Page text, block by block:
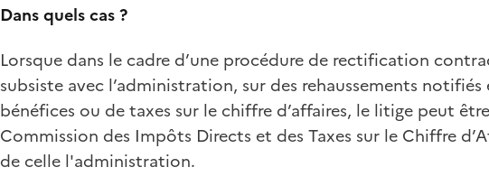
Dans quels cas ?
Lorsque dans le cadre d’une procédure de rectification
subsiste avec l’administration, sur des rehaussements
bénéfices ou de taxes sur le chiffre d’affaires, le litige peut
Commission des Impôts Directs et des Taxes sur le Chiffre
de celle l'administration.